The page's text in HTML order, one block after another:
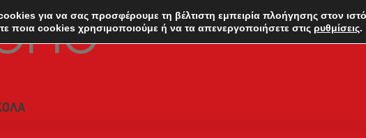
για να σας προσφέρουμε τη βέλτιστη εμπειρία πλοήγησης στον
ποια cookies χρησιμοποιούμε ή να τα απενεργοποιήσετε στις ρυθμίσεις.